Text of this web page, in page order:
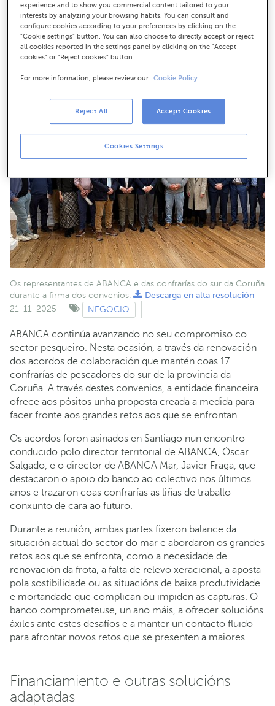
Durante a reunión, o banco fixo balance de
PLANCTON, unha iniciativa coa que se realizaron 64
accións de limpeza desde o seu inicio, moitas delas no
sur da provincia coruñesa
Os representantes de ABANCA e das confrarías do sur da Coruña
durante a firma dos convenios.
Descarga en alta resolución
21-11-2025
NEGOCIO
ABANCA continúa avanzando no seu compromiso co
sector pesqueiro. Nesta ocasión, a través da renovación
dos acordos de colaboración que mantén coas 17
confrarías de pescadores do sur de la provincia da
Coruña. A través destes convenios, a entidade financeira
ofrece aos pósitos unha proposta creada a medida para
facer fronte aos grandes retos aos que se enfrontan.
Os acordos foron asinados en Santiago nun encontro
conducido polo director territorial de ABANCA, Óscar
Salgado, e o director de ABANCA Mar, Javier Fraga, que
destacaron o apoio do banco ao colectivo nos últimos
anos e trazaron coas confrarías as liñas de traballo
conxunto de cara ao futuro.
Durante a reunión, ambas partes fixeron balance da
situación actual do sector do mar e abordaron os grandes
retos aos que se enfronta, como a necesidade de
renovación da frota, a falta de relevo xeracional, a aposta
pola sostibilidade ou as situacións de baixa produtividade
e mortandade que complican ou impiden as capturas. O
banco comprometeuse, un ano máis, a ofrecer solucións
áxiles ante estes desafíos e a manter un contacto fluido
para afrontar novos retos que se presenten a maiores.
Financiamiento e outras solucións
adaptadas
experience and to show you commercial content tailored to your
interests by analyzing your browsing habits. You can consult and
configure cookies according to your preferences by clicking on the
"Cookie settings" button. You can also choose to directly accept or reject
all cookies reported in the settings panel by clicking on the "Accept
cookies" or "Reject cookies" button.
For more information, please review our Cookie Policy.
Cookies Settings
Reject All Accept Cookies